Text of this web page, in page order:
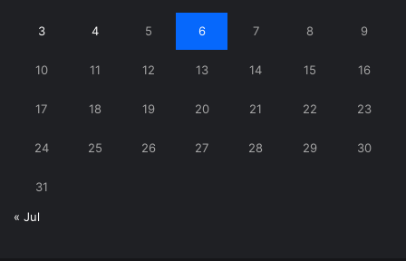
3 4 5 6 7 8 9
10 11 12 13 14 15 16
17 18 19 20 21 22 23
24 25 26 27 28 29 30
31
« Jul